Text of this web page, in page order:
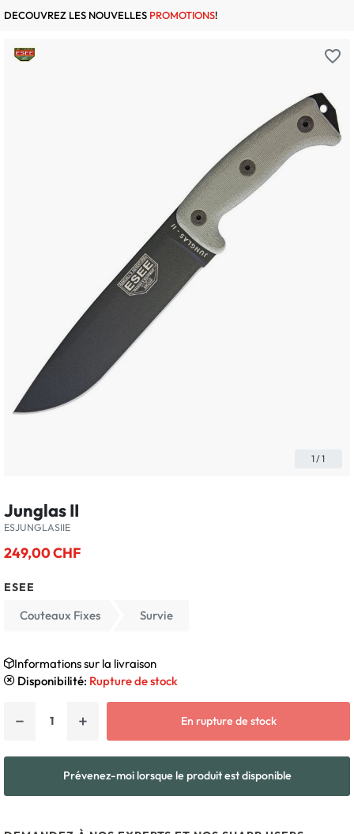
DECOUVREZ LES NOUVELLES PROMOTIONS!
favorite_border
1 /1
Junglas II
ESJUNGLASIIE
249,00 CHF
ESEE
Couteaux Fixes Survie
Informations sur la livraison
Disponibilité: Rupture de stock
− + En rupture de stock
Prévenez-moi lorsque le produit est disponible